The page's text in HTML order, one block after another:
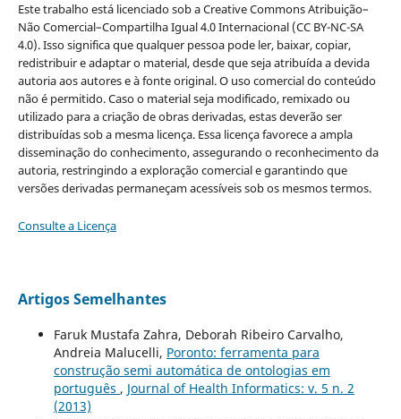
Este trabalho está licenciado sob a Creative Commons Atribuição–
Não Comercial–Compartilha Igual 4.0 Internacional (CC BY-NC-SA
4.0). Isso significa que qualquer pessoa pode ler, baixar, copiar,
redistribuir e adaptar o material, desde que seja atribuída a devida
autoria aos autores e à fonte original. O uso comercial do conteúdo
não é permitido. Caso o material seja modificado, remixado ou
utilizado para a criação de obras derivadas, estas deverão ser
distribuídas sob a mesma licença. Essa licença favorece a ampla
disseminação do conhecimento, assegurando o reconhecimento da
autoria, restringindo a exploração comercial e garantindo que
versões derivadas permaneçam acessíveis sob os mesmos termos.
Consulte a Licença
Artigos Semelhantes
Faruk Mustafa Zahra, Deborah Ribeiro Carvalho,
Andreia Malucelli, Poronto: ferramenta para
construção semi automática de ontologias em
português , Journal of Health Informatics: v. 5 n. 2
(2013)